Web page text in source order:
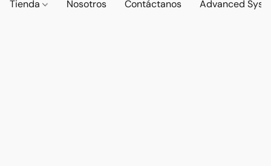
Tienda Nosotros Contáctanos Advanced